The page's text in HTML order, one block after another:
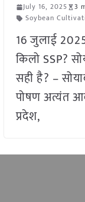
July 16, 2025
3
Soybean
16 जुलाई
किलो SSP?
सही है? –
पोषण अत्यंत
प्रदेश,